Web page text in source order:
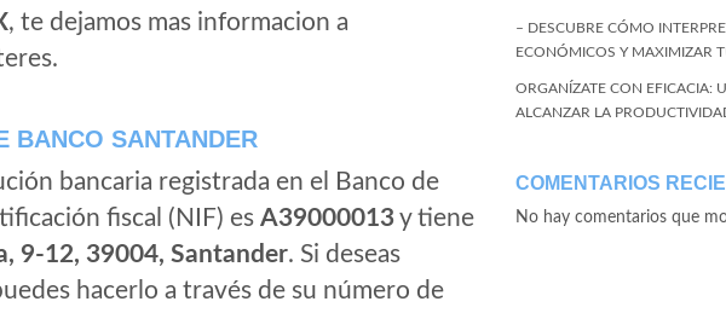
, te dejamos mas informacion a
BANCO SANTANDER
bancaria registrada en el Banco de
fiscal (NIF) es A39000013y tiene
9-12, 39004, Santander. Si deseas
hacerlo a través de su número de
– DESCUBRE CÓMO
ECONÓMICOS Y MAXIMIZAR
ORGANÍZATE CON EFICACIA:
ALCANZAR LA
COMENTARIOS
No hay comentarios que